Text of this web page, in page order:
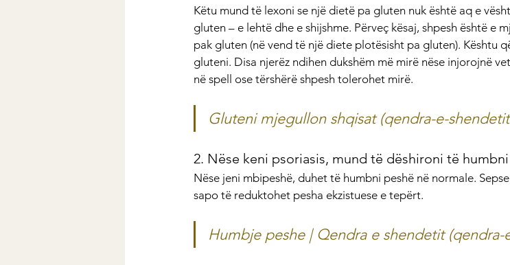
Këtu mund të lexoni se një dietë pa gluten nuk është aq e
gluten – e lehtë dhe e shijshme. Përveç kësaj, shpesh është e
pak gluten (në vend të një diete plotësisht pa gluten). Kështu
gluteni. Disa njerëz ndihen dukshëm më mirë nëse injorojnë
në spell ose tërshërë shpesh tolerohet mirë.
Gluteni mjegullon shqisat (qendra-e-
2. Nëse keni psoriasis, mund të dëshironi të
Nëse jeni mbipeshë, duhet të humbni peshë në normale.
sapo të reduktohet pesha ekzistuese e tepërt.
Humbje peshe | Qendra e shendetit